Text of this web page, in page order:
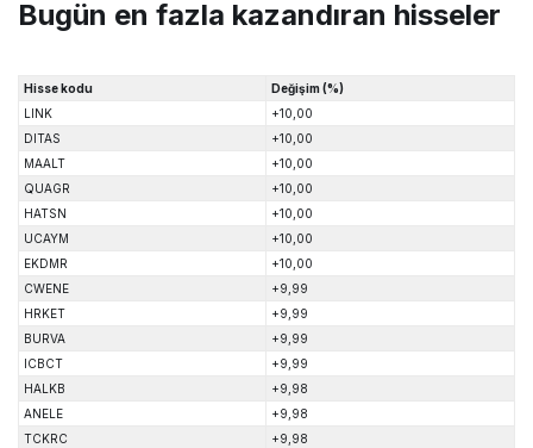
Bugün en fazla kazandıran hisseler
Hisse kodu
Değişim (%)
LINK
+10,00
DITAS
+10,00
MAALT
+10,00
QUAGR
+10,00
HATSN
+10,00
UCAYM
+10,00
EKDMR
+10,00
CWENE
+9,99
HRKET
+9,99
BURVA
+9,99
ICBCT
+9,99
HALKB
+9,98
ANELE
+9,98
TCKRC
+9,98